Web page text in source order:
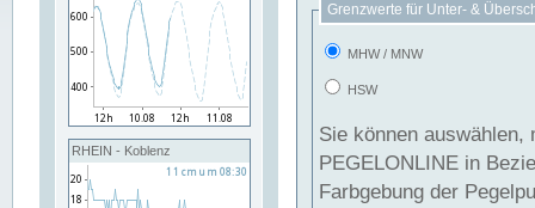
RHEIN - Koblenz
Grenzwerte für Unter- &
MHW / MNW
HSW
Sie können
PEGELONLINE in Beziehung
Farbgebung der